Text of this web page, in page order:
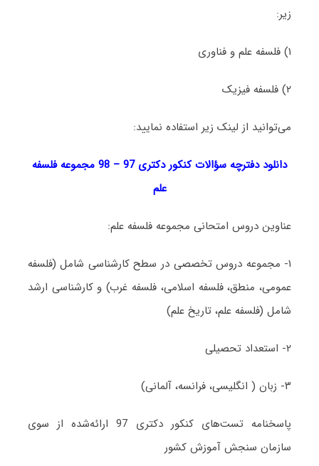
زیر:
۱) فلسفه علم و فناوری
۲) فلسفه فیزیک
می‌توانید از لینک زیر استفاده نمایید:
دانلود دفترچه سؤالات کنکور دکتری 97 – 98 مجموعه فلسفه
علم
عناوین دروس امتحانی مجموعه فلسفه علم:
۱- مجموعه دروس تخصصی در سطح کارشناسی شامل (فلسفه
عمومی، منطق، فلسفه اسلامی، فلسفه غرب) و کارشناسی ارشد
شامل (فلسفه علم، تاریخ علم)
۲- استعداد تحصیلی
۳- زبان ( انگلیسی، فرانسه، آلمانی)
پاسخنامه تست‌های کنکور دکتری 97 ارائه‌شده از سوی
سازمان سنجش آموزش کشور